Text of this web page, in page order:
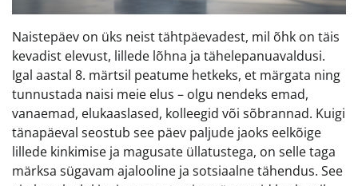
Naistepäev on üks neist tähtpäevadest, mil õhk on täis
kevadist elevust, lillede lõhna ja tähelepanuavaldusi.
Igal aastal 8. märtsil peatume hetkeks, et märgata ning
tunnustada naisi meie elus – olgu nendeks emad,
vanaemad, elukaaslased, kolleegid või sõbrannad. Kuigi
tänapäeval seostub see päev paljude jaoks eelkõige
lillede kinkimise ja magusate üllatustega, on selle taga
märksa sügavam ajalooline ja sotsiaalne tähendus. See